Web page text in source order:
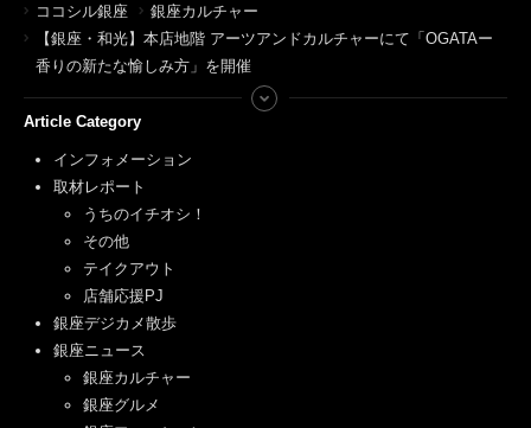
ココシル銀座
銀座カルチャー
【銀座・和光】本店地階 アーツアンドカルチャーにて「OGATAー
香りの新たな愉しみ方」を開催
Article Category
インフォメーション
取材レポート
うちのイチオシ！
その他
テイクアウト
店舗応援PJ
銀座デジカメ散歩
銀座ニュース
銀座カルチャー
銀座グルメ